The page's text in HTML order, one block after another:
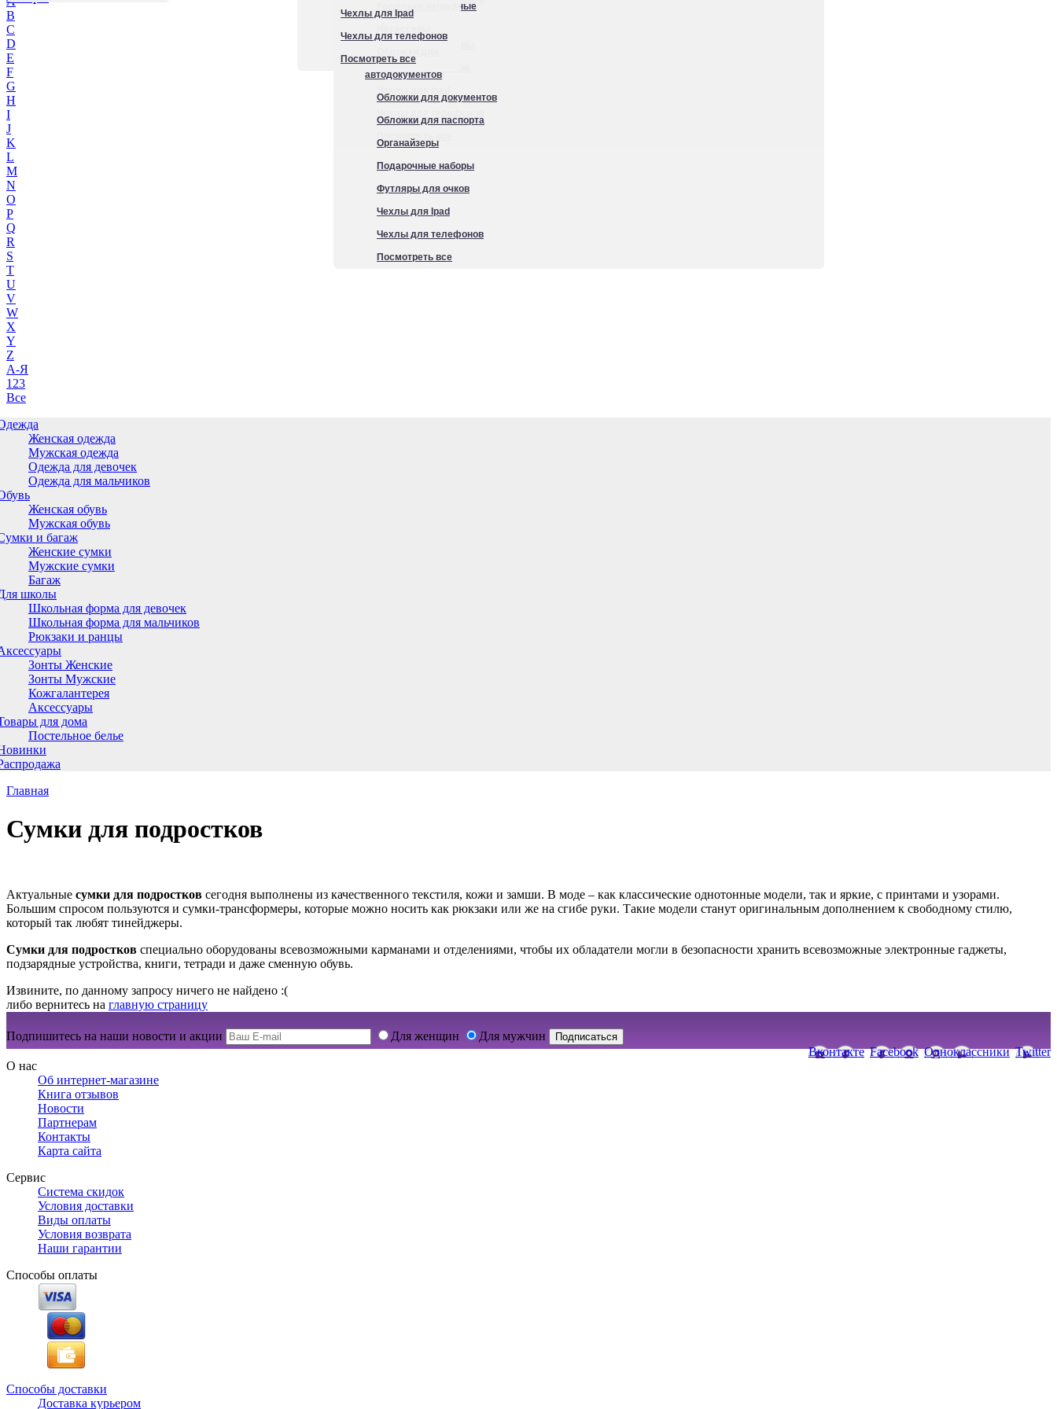
Посмотреть все
Кошельки нагрудные
автодокументов
Обложки для документов
Обложки для паспорта
Органайзеры
Подарочные наборы
Футляры для очков
Чехлы для Ipad
Чехлы для телефонов
Посмотреть все
Чехлы для Ipad
Чехлы для телефонов
Посмотреть все
B
C
D
E
F
G
H
I
J
K
L
M
N
O
P
Q
R
S
T
U
V
W
X
Y
Z
А-Я
123
Все
Женская одежда
Мужская одежда
Одежда для девочек
Одежда для мальчиков
Женская обувь
Мужская обувь
и багаж
Женские сумки
Мужские сумки
Багаж
школы
Школьная форма для девочек
Школьная форма для мальчиков
Рюкзаки и ранцы
Зонты Женские
Зонты Мужские
Кожгалантерея
Аксессуары
для дома
Постельное белье
Главная
Сумки для подростков
Актуальные сумки для подростков сегодня выполнены из качественного текстиля, кожи и замши. В моде – как классические однотонные модели, так и яркие, с принтами и узорами.
Большим спросом пользуются и сумки-трансформеры, которые можно носить как рюкзаки или же на сгибе руки. Такие модели станут оригинальным дополнением к свободному стилю,
который так любят тинейджеры.
Сумки для подростков специально оборудованы всевозможными карманами и отделениями, чтобы их обладатели могли в безопасности хранить всевозможные электронные гаджеты,
подзарядные устройства, книги, тетради и даже сменную обувь.
Извините, по данному запросу ничего не найдено :(
либо вернитесь на главную страницу
Подпишитесь на наши новости и акции Для женщин Для мужчин Подписаться
Вконтакте Facebook Одноклассники Twitter
О нас
Об интернет-магазине
Книга отзывов
Новости
Партнерам
Контакты
Карта сайта
Сервис
Система скидок
Условия доставки
Виды оплаты
Условия возврата
Наши гарантии
Способы оплаты
Способы доставки
Доставка курьером